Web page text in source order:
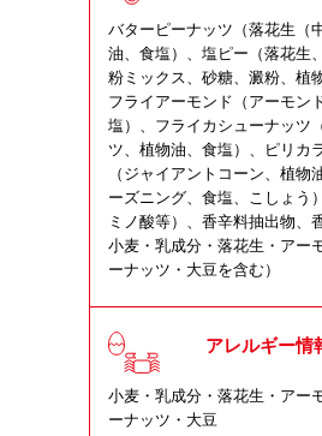
バターピーナッツ（落花生（
油、食塩）、塩ピー（落花生
粉ミックス、砂糖、澱粉、植
フライアーモンド（アーモン
塩）、フライカシューナッツ
ツ、植物油、食塩）、ピリカ
（ジャイアントコーン、植物
ーズニング、食塩、こしょう
ミノ酸等）、香辛料抽出物、
小麦・乳成分・落花生・アー
ーナッツ・大豆を含む）
アレルギー情
小麦・乳成分・落花生・アー
ーナッツ・大豆